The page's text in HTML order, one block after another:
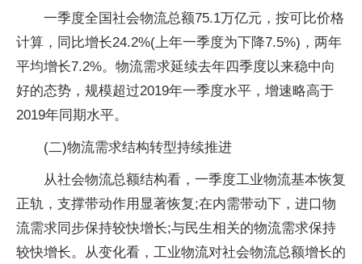
一季度全国社会物流总额75.1万亿元，按可比价格
计算，同比增长24.2%(上年一季度为下降7.5%)，两年
平均增长7.2%。物流需求延续去年四季度以来稳中向
好的态势，规模超过2019年一季度水平，增速略高于
2019年同期水平。
(二)物流需求结构转型持续推进
从社会物流总额结构看，一季度工业物流基本恢复
正轨，支撑带动作用显著恢复;在内需带动下，进口物
流需求同步保持较快增长;与民生相关的物流需求保持
较快增长。从变化看，工业物流对社会物流总额增长的